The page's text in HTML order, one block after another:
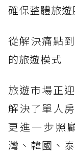
確保整體旅
從解決痛點
的旅遊模式
旅遊市場正
解決了單人
更進一步照
灣、韓國、